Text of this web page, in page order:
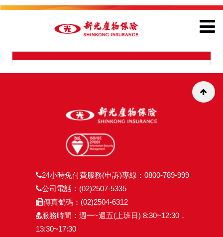
24小時免付費服務(申訴)專線：0800-789-999
公司電話：(02)2507-5335
傳真號碼：(02)2504-6312
服務時間：週一~週五(上班日) 8:30~12:30，
13:30~17:30